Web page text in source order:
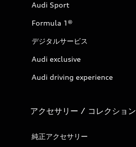
Audi Sport
Formula 1®
デジタルサービス
Audi exclusive
Audi driving experience
アクセサリー / コレクション
純正アクセサリー